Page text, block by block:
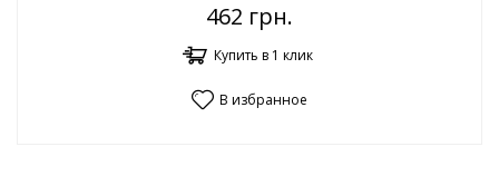
462 грн.
Купить в 1 клик
В избранное